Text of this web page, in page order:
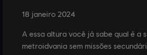
18 janeiro 2024
A essa altura você já sabe qual é a
metroidvania sem missões